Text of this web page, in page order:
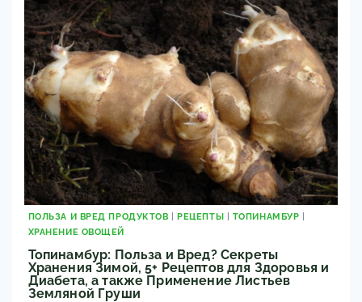
ДЫНИ
ПОЛЬЗА И ВРЕД ПРОДУКТОВ |РЕЦЕПТЫ | ТОПИНАМБУР |
ХРАНЕНИЕ ОВОЩЕЙ
Топинамбур: Польза и Вред? Секреты
Хранения Зимой, 5+ Рецептов для Здоровья и
Диабета, а также Применение Листьев
Земляной Груши